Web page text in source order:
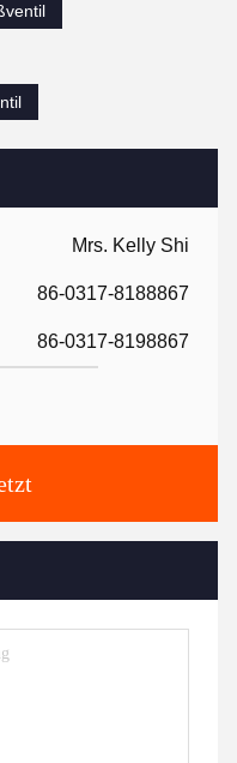
Mrs. Kelly Shi
86-0317-8188867
86-0317-8198867